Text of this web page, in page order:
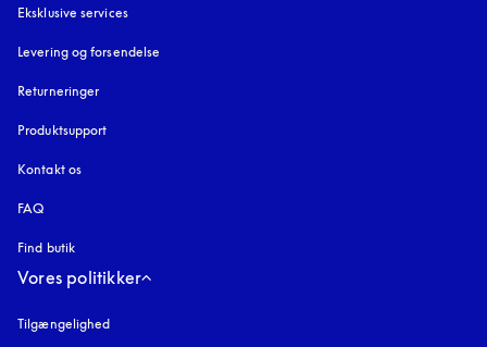
Eksklusive services
Levering og forsendelse
Returneringer
Produktsupport
Kontakt os
FAQ
Find butik
Vores politikker
Tilgængelighed